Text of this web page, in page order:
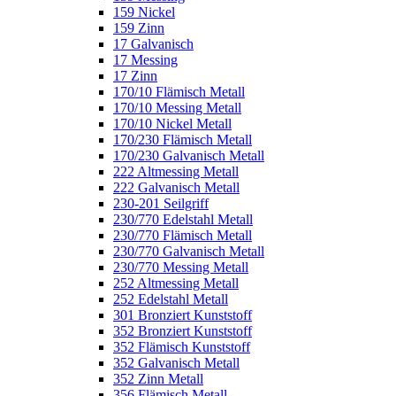
159 Nickel
159 Zinn
17 Galvanisch
17 Messing
17 Zinn
170/10 Flämisch Metall
170/10 Messing Metall
170/10 Nickel Metall
170/230 Flämisch Metall
170/230 Galvanisch Metall
222 Altmessing Metall
222 Galvanisch Metall
230-201 Seilgriff
230/770 Edelstahl Metall
230/770 Flämisch Metall
230/770 Galvanisch Metall
230/770 Messing Metall
252 Altmessing Metall
252 Edelstahl Metall
301 Bronziert Kunststoff
352 Bronziert Kunststoff
352 Flämisch Kunststoff
352 Galvanisch Metall
352 Zinn Metall